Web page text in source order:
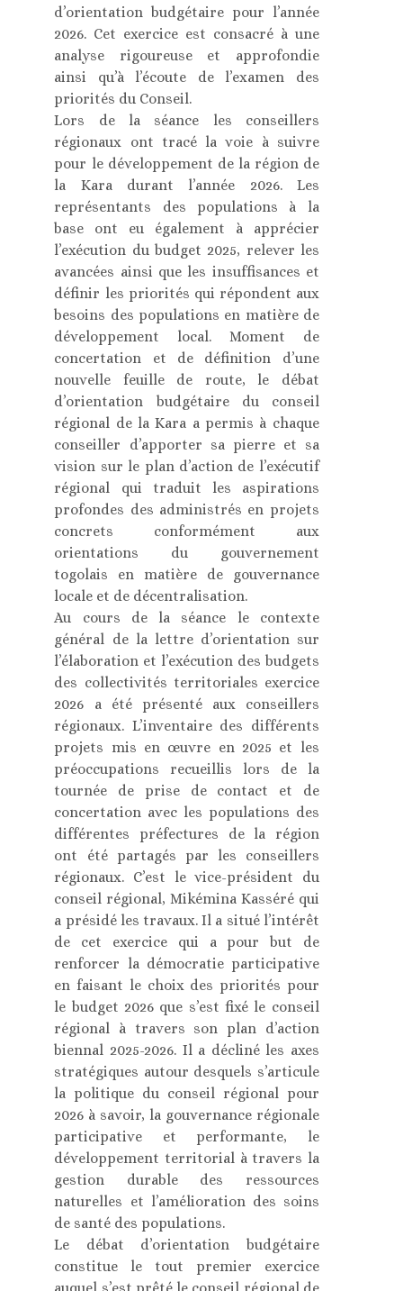
d’orientation budgétaire pour l’année
2026. Cet exercice est consacré à une
analyse rigoureuse et approfondie
ainsi qu’à l’écoute de l’examen des
priorités du Conseil.
Lors de la séance les conseillers
régionaux ont tracé la voie à suivre
pour le développement de la région de
la Kara durant l’année 2026. Les
représentants des populations à la
base ont eu également à apprécier
l’exécution du budget 2025, relever les
avancées ainsi que les insuffisances et
définir les priorités qui répondent aux
besoins des populations en matière de
développement local. Moment de
concertation et de définition d’une
nouvelle feuille de route, le débat
d’orientation budgétaire du conseil
régional de la Kara a permis à chaque
conseiller d’apporter sa pierre et sa
vision sur le plan d’action de l’exécutif
régional qui traduit les aspirations
profondes des administrés en projets
concrets conformément aux
orientations du gouvernement
togolais en matière de gouvernance
locale et de décentralisation.
Au cours de la séance le contexte
général de la lettre d’orientation sur
l’élaboration et l’exécution des budgets
des collectivités territoriales exercice
2026 a été présenté aux conseillers
régionaux. L’inventaire des différents
projets mis en œuvre en 2025 et les
préoccupations recueillis lors de la
tournée de prise de contact et de
concertation avec les populations des
différentes préfectures de la région
ont été partagés par les conseillers
régionaux. C’est le vice-président du
conseil régional, Mikémina Kasséré qui
a présidé les travaux. Il a situé l’intérêt
de cet exercice qui a pour but de
renforcer la démocratie participative
en faisant le choix des priorités pour
le budget 2026 que s’est fixé le conseil
régional à travers son plan d’action
biennal 2025-2026. Il a décliné les axes
stratégiques autour desquels s’articule
la politique du conseil régional pour
2026 à savoir, la gouvernance régionale
participative et performante, le
développement territorial à travers la
gestion durable des ressources
naturelles et l’amélioration des soins
de santé des populations.
Le débat d’orientation budgétaire
constitue le tout premier exercice